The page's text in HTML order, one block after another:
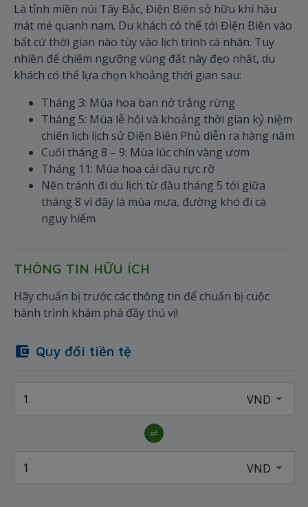
Là tỉnh miền núi Tây Bắc, Điện Biên sở hữu khí hậu
mát mẻ quanh nam. Du khách có thể tới Điện Biên vào
bất cứ thời gian nào tùy vào lịch trình cá nhân. Tuy
nhiên để chiêm ngưỡng vùng đất này đẹo nhất, du
khách có thể lựa chọn khoảng thời gian sau:
Tháng 3: Mùa hoa ban nở trắng rừng
Tháng 5: Mùa lễ hội và khoảng thời gian kỷ niệm
chiến lịch lịch sử Điện Biên Phủ diễn ra hàng năm
Cuối tháng 8 – 9: Mùa lúc chín vàng ươm
Tháng 11: Mùa hoa cải dầu rực rỡ
Nên tránh đi du lịch từ đầu tháng 5 tới giữa
tháng 8 vì đây là mùa mưa, đường khó đi cà
nguy hiểm
THÔNG TIN HỮU ÍCH
Hãy chuẩn bị trước các thông tin để chuẩn bị cuộc
hành trình khám phá đầy thú vị!
Quy đổi tiền tệ